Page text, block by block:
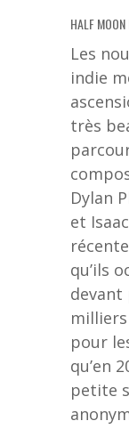
HALF MOON
Les
indie
très
Dylan
et
qu’ils
devant
pour
qu’en
petite